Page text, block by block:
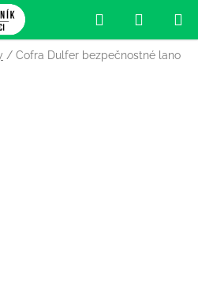
Hľadať
KOŠÍK
/ Cofra Dulfer bezpečnostné lano